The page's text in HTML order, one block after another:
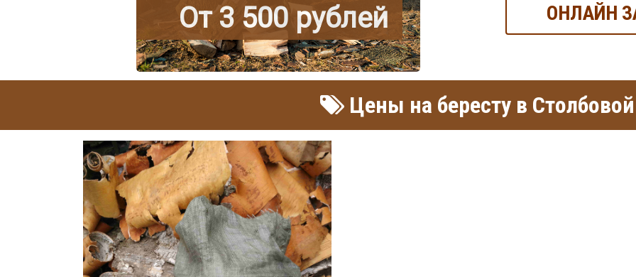
От 3 500 рублей ОНЛАЙН
Цены на бересту в Столбовой